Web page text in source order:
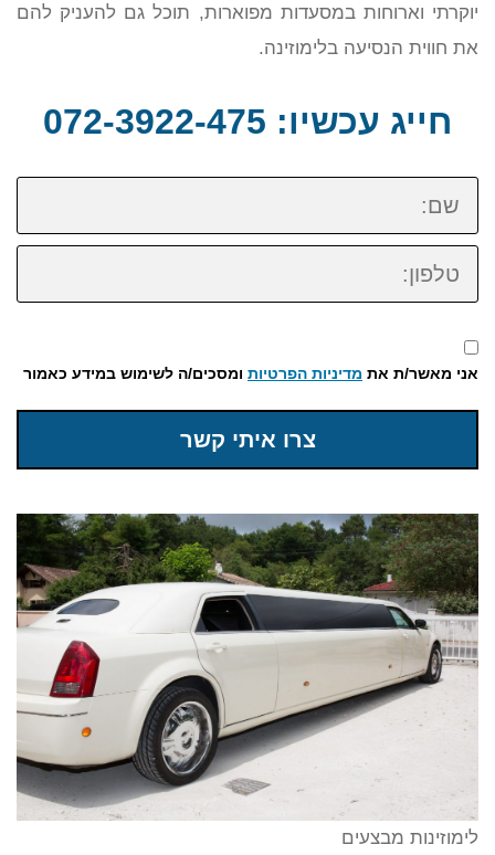
יוקרתי וארוחות במסעדות מפוארות, תוכל גם להעניק להם
את חווית הנסיעה בלימוזינה.
חייג עכשיו: 072-3922-475
שם:
טלפון:
אני מאשר/ת את מדיניות הפרטיות ומסכים/ה לשימוש במידע כאמור
צרו איתי קשר
לימוזינות מבצעים